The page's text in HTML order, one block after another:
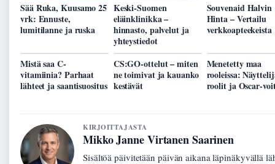
Sää Ruka, Kuusamo 25
vrk: Ennuste,
lumitilanne ja ruska
Keski-Suomen
eläinklinikka –
hinnasto, palvelut ja
yhteystiedot
Souvenaid Halvin
Hinta – Vertailu
verkkoapteekeista
Mistä saa C-
vitamiinia? Parhaat
lähteet ja saantisuositus
CS:GO-ottelut – miten
ne toimivat ja kauanko
kestävät
Menetetty maa
rooleissa:
roolit ja Oscar-
KIRJOITTAJASTA
Mikko Janne Virtanen Saarinen
Sisältöä päivitetään päivän aikana läpinäkyvällä